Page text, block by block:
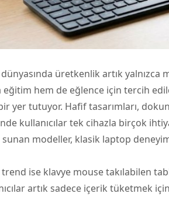
üretkenlik artık yalnızca
hem de eğlence için tercih
yer tutuyor. Hafif tasarımları,
kullanıcılar tek cihazla birçok
modeller, klasik laptop
ise klavye mouse takılabilen
artık sadece içerik tüketmek